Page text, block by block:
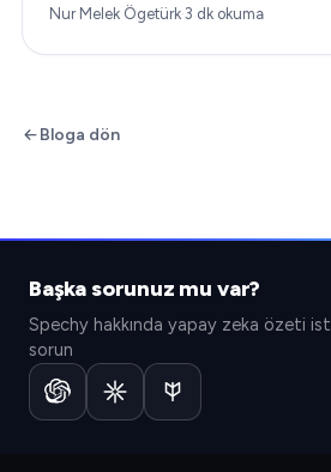
çalışan bağlılığı…
Nur Melek Ögetürk·3 dk okuma
Bloga dön
Başka sorunuz mu var?
Spechy hakkında yapay zeka özeti
sorun